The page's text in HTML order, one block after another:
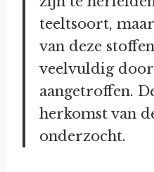
teeltsoort,
van deze
veelvuldig
aangetroffen.
herkomst van
onderzocht.